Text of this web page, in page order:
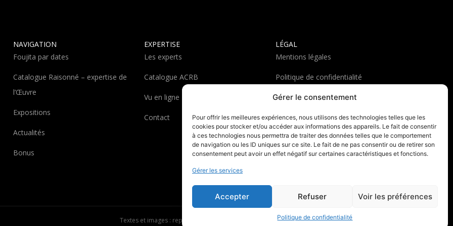
Gérer le consentement
Pour offrir les meilleures expériences, nous utilisons des technologies telles que les
cookies pour stocker et/ou accéder aux informations des appareils. Le fait de consentir
à ces technologies nous permettra de traiter des données telles que le comportement
de navigation ou les ID uniques sur ce site. Le fait de ne pas consentir ou de retirer son
consentement peut avoir un effet négatif sur certaines caractéristiques et fonctions.
Gérer les services
Accepter Refuser Voir les préférences
Politique de confidentialité
NAVIGATION
Foujita par dates
Catalogue Raisonné – expertise de
l’Œuvre
Expositions
Actualités
Bonus
EXPERTISE
Les experts
Catalogue ACRB
Vu en ligne
Contact
LÉGAL
Mentions légales
Politique de confidentialité
Textes et images : reproduction interdite © Archives Artistiques Sylvie Buisson & Casimir Buisson